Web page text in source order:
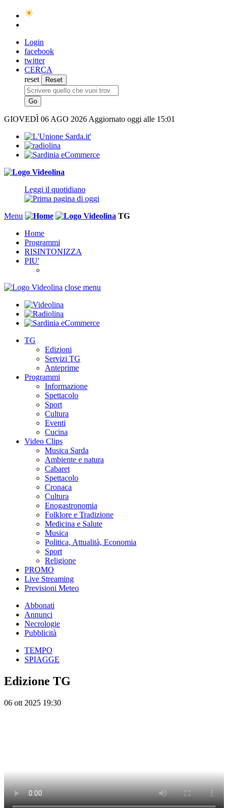
Login
facebook
twitter
CERCA
reset
GIOVEDÌ 06 AGO 2026 Aggiornato oggi alle 15:01
Leggi il quotidiano
Menu
TG
Home
Programmi
RISINTONIZZA
PIU'
close menu
TG
Edizioni
Servizi TG
Anteprime
Programmi
Informazione
Spettacolo
Sport
Cultura
Eventi
Cucina
Video Clips
Musica Sarda
Ambiente e natura
Cabaret
Spettacolo
Cronaca
Cultura
Enogastronomia
Folklore e Tradizione
Medicina e Salute
Musica
Politica, Attualità, Economia
Sport
Religione
PROMO
Live Streaming
Previsioni Meteo
Abbonati
Annunci
Necrologie
Pubblicità
TEMPO
SPIAGGE
Edizione TG
06 ott 2025 19:30